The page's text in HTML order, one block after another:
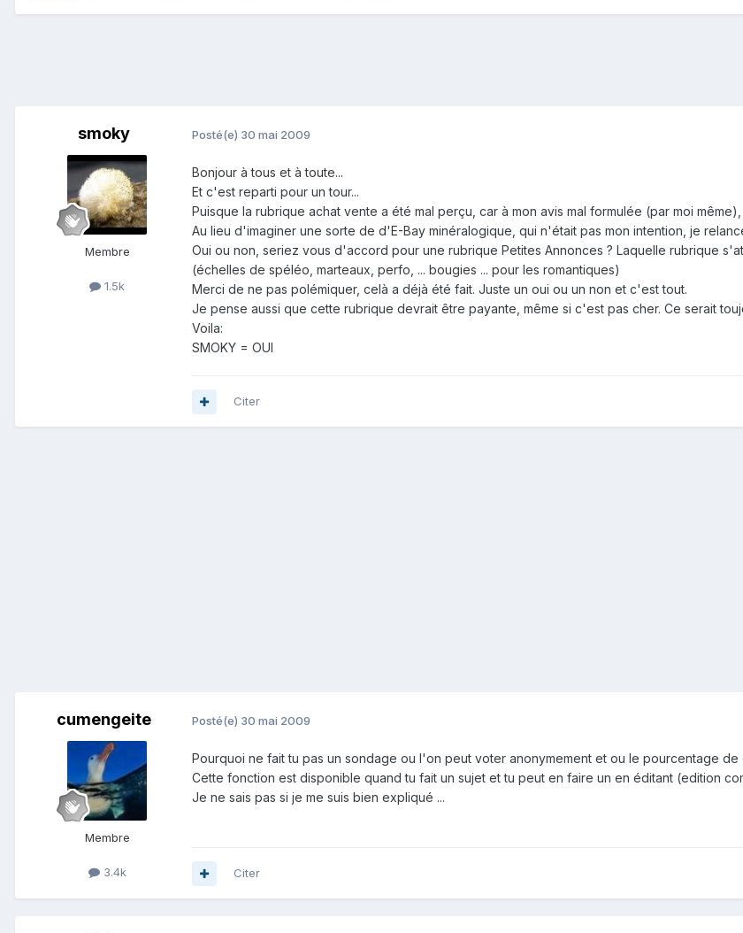
smoky
Membre
1.5k
Posté(e) 30 mai 2009
Bonjour à tous et à toute...
Et c'est reparti pour un tour...
Puisque la rubrique achat vente a été mal perçu, car à mon avis mal formulée (par moi
Au lieu d'imaginer une sorte de d'E-Bay minéralogique, qui n'était pas mon intention, je
Oui ou non, seriez vous d'accord pour une rubrique Petites Annonces ? Laquelle rubrique
(échelles de spéléo, marteaux, perfo, ... bougies ... pour les romantiques)
Merci de ne pas polémiquer, celà a déjà été fait. Juste un oui ou un non et c'est tout.
Je pense aussi que cette rubrique devrait être payante, même si c'est pas cher. Ce serait
Voila:
SMOKY = OUI
Citer
cumengeite
Membre
3.4k
Posté(e) 30 mai 2009
Pourquoi ne fait tu pas un sondage ou l'on peut voter anonymement et ou le pourcentage
Cette fonction est disponible quand tu fait un sujet et tu peut en faire un en éditant (edition
Je ne sais pas si je me suis bien expliqué ...
Citer